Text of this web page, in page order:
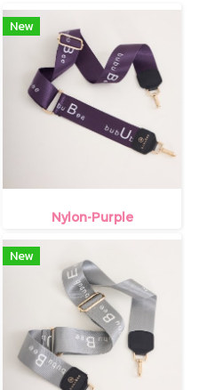
New
Nylon-Purple
New